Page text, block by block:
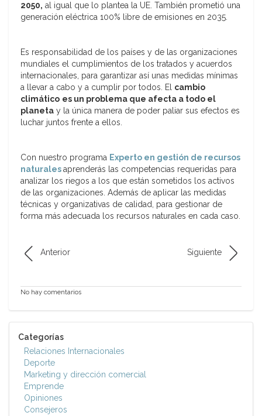
2050, al igual que lo plantea la UE. También prometió una
generación eléctrica 100% libre de emisiones en 2035.
Es responsabilidad de los países y de las organizaciones
mundiales el cumplimientos de los tratados y acuerdos
internacionales, para garantizar así unas medidas mínimas
a llevar a cabo y a cumplir por todos. El cambio
climático es un problema que afecta a todo el
planeta y la única manera de poder paliar sus efectos es
luchar juntos frente a ellos.
Con nuestro programa Experto en gestión de recursos
naturalesaprenderás las competencias requeridas para
analizar los riegos a los que están sometidos los activos
de las organizaciones. Además de aplicar las medidas
técnicas y organizativas de calidad, para gestionar de
forma más adecuada los recursos naturales en cada caso.
Anterior Siguiente
No hay comentarios
Categorías
Relaciones Internacionales
Deporte
Marketing y dirección comercial
Emprende
Opiniones
Consejeros